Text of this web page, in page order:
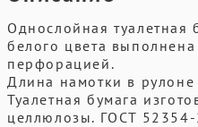
Однослойная туалетная
белого цвета
перфорацией.
Длина намотки в
Туалетная бумага
целлюлозы. ГОСТ